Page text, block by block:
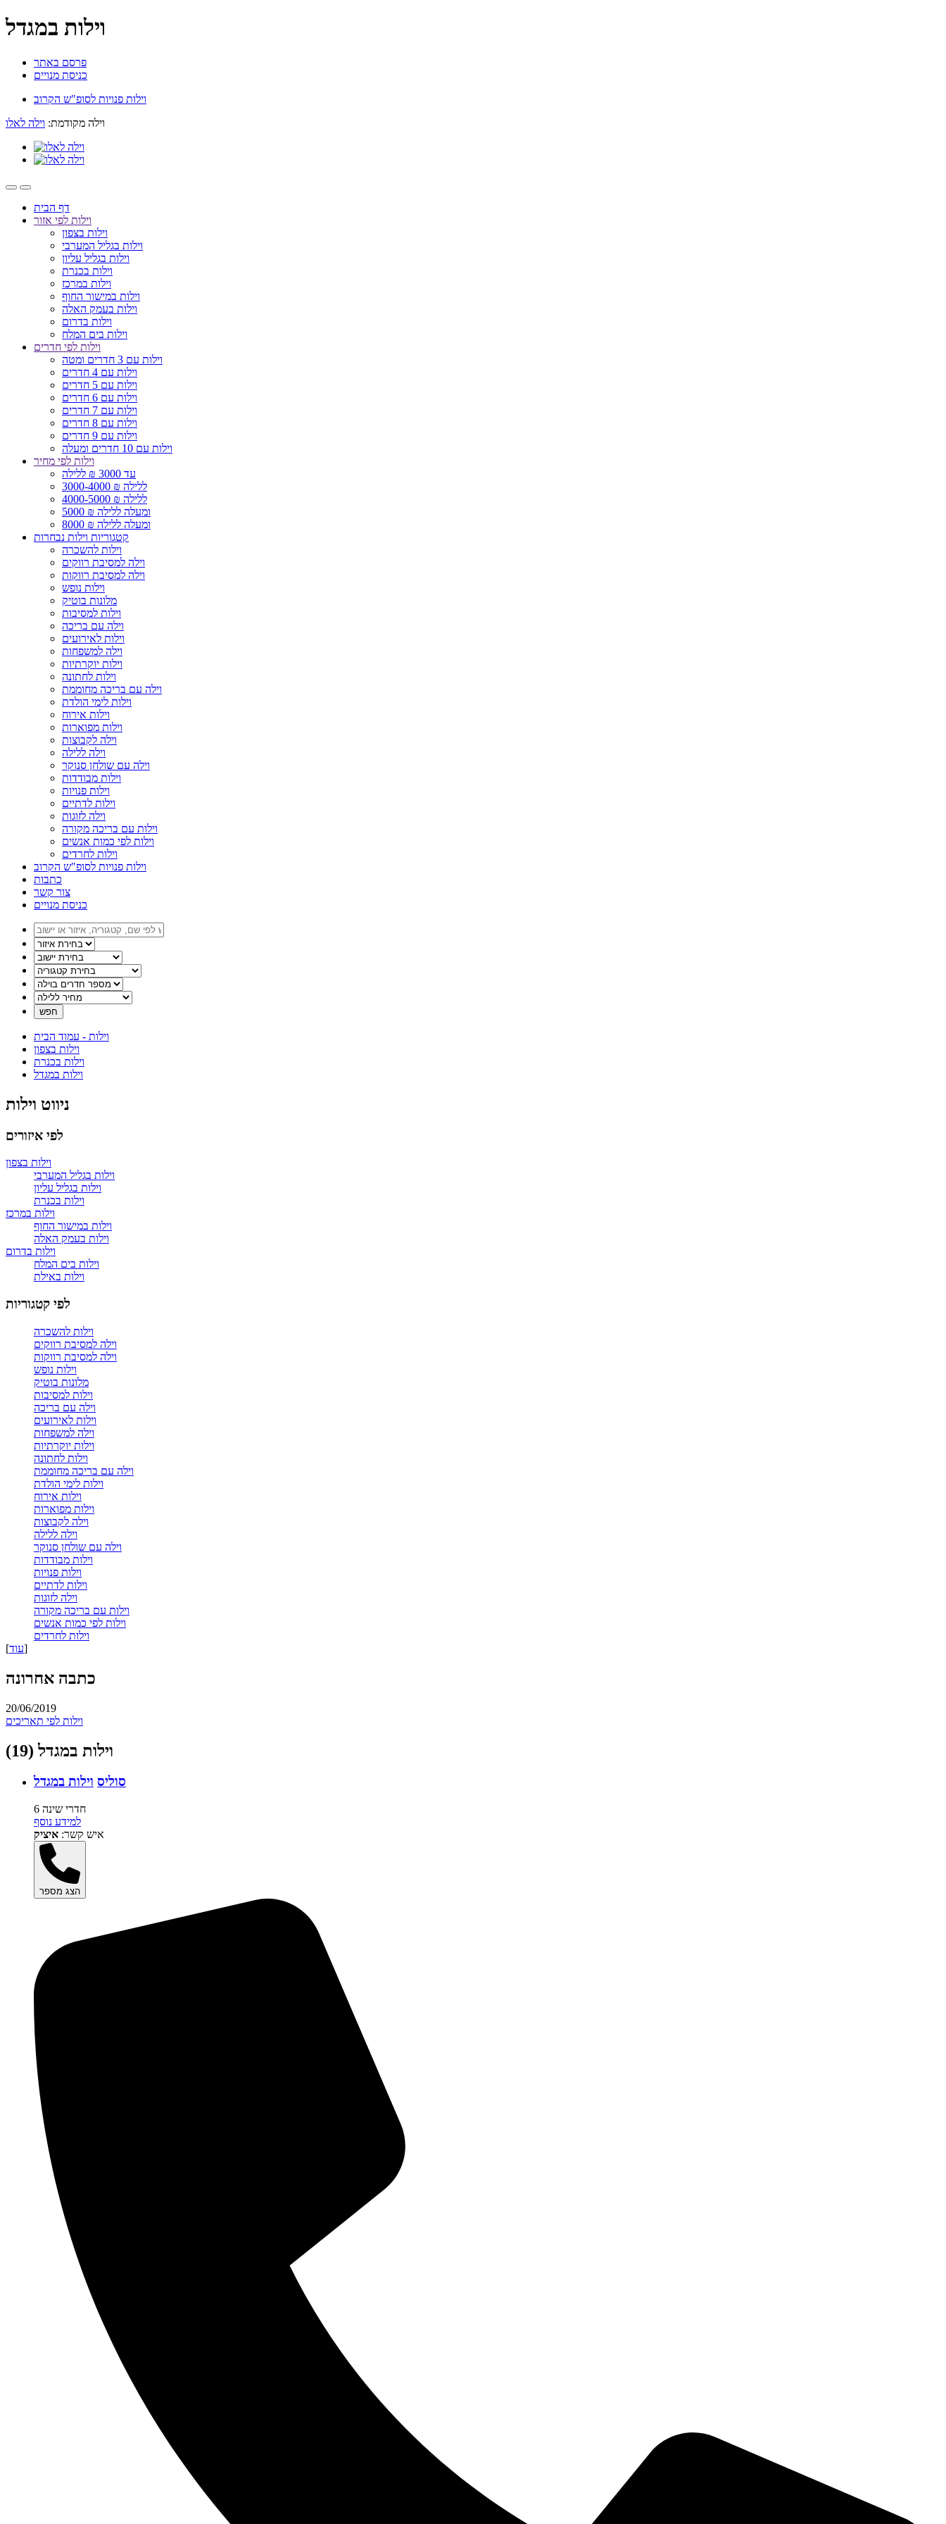
וילות במגדל
פרסם באתר
כניסת מנויים
וילות פנויות לסופ"ש הקרוב
וילה מקודמת: וילה לאלו
דף הבית
וילות לפי אזור
וילות בצפון
וילות בגליל המערבי
וילות בגליל עליון
וילות בכנרת
וילות במרכז
וילות במישור החוף
וילות בעמק האלה
וילות בדרום
וילות בים המלח
וילות לפי חדרים
וילות עם 3 חדרים ומטה
וילות עם 4 חדרים
וילות עם 5 חדרים
וילות עם 6 חדרים
וילות עם 7 חדרים
וילות עם 8 חדרים
וילות עם 9 חדרים
וילות עם 10 חדרים ומעלה
וילות לפי מחיר
עד 3000 ₪ ללילה
3000-4000 ₪ ללילה
4000-5000 ₪ ללילה
5000 ₪ ומעלה ללילה
8000 ₪ ומעלה ללילה
קטגוריות וילות נבחרות
וילות להשכרה
וילה למסיבת רווקים
וילה למסיבת רווקות
וילות נופש
מלונות בוטיק
וילות למסיבות
וילה עם בריכה
וילות לאירועים
וילה למשפחות
וילות יוקרתיות
וילות לחתונה
וילה עם בריכה מחוממת
וילות לימי הולדת
וילות אירוח
וילות מפוארות
וילה לקבוצות
וילה ללילה
וילה עם שולחן סנוקר
וילות מבודדות
וילות פנויות
וילות לדתיים
וילה לזוגות
וילות עם בריכה מקורה
וילות לפי כמות אנשים
וילות לחרדים
וילות פנויות לסופ"ש הקרוב
כתבות
צור קשר
כניסת מנויים
וילות - עמוד הבית
וילות בצפון
וילות בכנרת
וילות במגדל
ניווט וילות
לפי איזורים
וילות בצפון
וילות בגליל המערבי
וילות בגליל עליון
וילות בכנרת
וילות במרכז
וילות במישור החוף
וילות בעמק האלה
וילות בדרום
וילות בים המלח
וילות באילת
לפי קטגוריות
וילות להשכרה
וילה למסיבת רווקים
וילה למסיבת רווקות
וילות נופש
מלונות בוטיק
וילות למסיבות
וילה עם בריכה
וילות לאירועים
וילה למשפחות
וילות יוקרתיות
וילות לחתונה
וילה עם בריכה מחוממת
וילות לימי הולדת
וילות אירוח
וילות מפוארות
וילה לקבוצות
וילה ללילה
וילה עם שולחן סנוקר
וילות מבודדות
וילות פנויות
וילות לדתיים
וילה לזוגות
וילות עם בריכה מקורה
וילות לפי כמות אנשים
וילות לחרדים
[עוד]
כתבה אחרונה
20/06/2019
וילות לפי תאריכים
וילות במגדל (19)
סוליס וילות במגדל
6 חדרי שינה
למידע נוסף
איש קשר: איציק
הצג מספר